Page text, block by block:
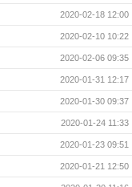
2020-02-18 12:00
2020-02-10 10:22
2020-02-06 09:35
2020-01-31 12:17
2020-01-30 09:37
2020-01-24 11:33
2020-01-23 09:51
2020-01-21 12:50